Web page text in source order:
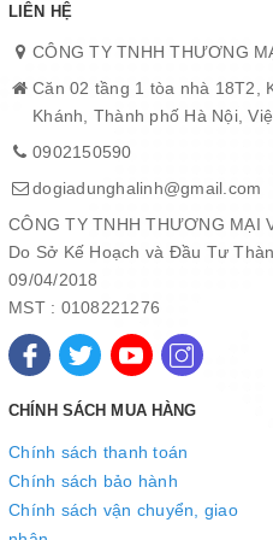
Công nghệ mài đơn 65%: Góc
Bộ dao 3 chiếc Eco Family
xuất trên dây chuyền công nghệ
biệt so với các sản phẩm khác
LIÊN HỆ
CÔNG TY TNHH THƯƠNG
Căn 02 tầng 1 tòa nhà 18T2,
Khánh, Thành phố Hà Nội,
0902150590
dogiadunghalinh@gmail.com
CÔNG TY TNHH THƯƠNG MẠI
Do Sở Kế Hoạch và Đầu Tư
09/04/2018
MST : 0108221276
CHÍNH SÁCH MUA HÀNG
Chính sách thanh toán
Chính sách bảo hành
Chính sách vận chuyển, giao